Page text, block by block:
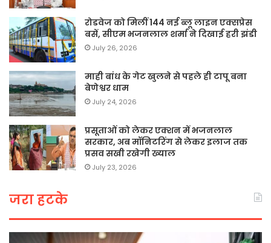
रोडवेज को मिलीं 144 नई ब्लू लाइन एक्सप्रेस
बसें, सीएम भजनलाल शर्मा ने दिखाई हरी झंडी
July 26, 2026
माही बांध के गेट खुलने से पहले ही टापू बना
बेणेश्वर धाम
July 24, 2026
प्रसूताओं को लेकर एक्शन में भजनलाल
सरकार, अब मॉनिटरिंग से लेकर इलाज तक
प्रसव सखी रखेगी ख्याल
July 23, 2026
जरा हटके